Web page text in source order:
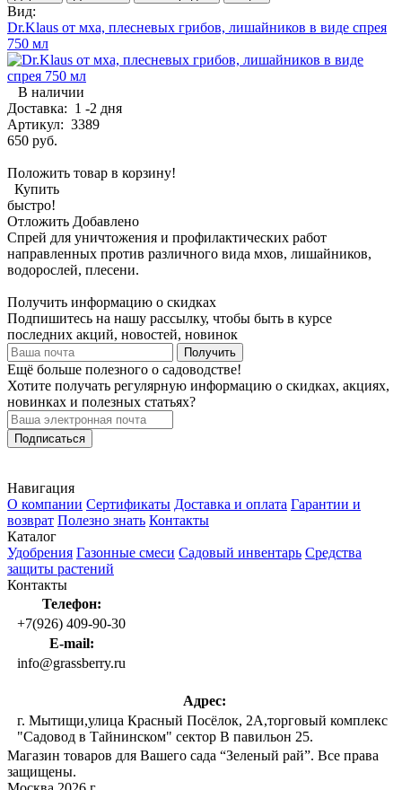
Вид:
Dr.Klaus от мха, плесневых грибов, лишайников в виде спрея
750 мл
В наличии
Доставка: 1 -2 дня
Артикул: 3389
650 руб.
Положить товар в корзину!
Купить
быстро!
Отложить Добавлено
Спрей для уничтожения и профилактических работ
направленных против различного вида мхов, лишайников,
водорослей, плесени.
Получить информацию о скидках
Подпишитесь на нашу рассылку, чтобы быть в курсе
последних акций, новостей, новинок
Получить
Ещё больше полезного о садоводстве!
Хотите получать регулярную информацию о скидках, акциях,
новинках и полезных статьях?
Подписаться
Навигация
О компании Сертификаты Доставка и оплата Гарантии и
возврат Полезно знать Контакты
Каталог
Удобрения Газонные смеси Садовый инвентарь Средства
защиты растений
Контакты
Телефон:
+7(926) 409-90-30
E-mail:
info@grassberry.ru
Адрес:
г. Мытищи,улица Красный Посёлок, 2А,торговый комплекс
"Садовод в Тайнинском" сектор В павильон 25.
Магазин товаров для Вашего сада “Зеленый рай”. Все права
защищены.